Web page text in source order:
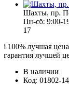
Шахты, пр.
Пн-сб: 9:00-
17
i 100% лучшая цена
гарантия лучшей
В наличии
Код: 01802-14